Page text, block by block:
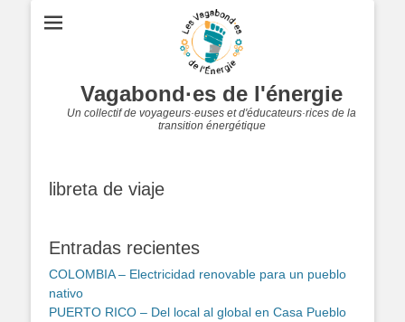
Vagabond·es de l'énergie
Un collectif de voyageurs·euses et d'éducateurs·rices de la
transition énergétique
libreta de viaje
Entradas recientes
COLOMBIA – Electricidad renovable para un pueblo
nativo
PUERTO RICO – Del local al global en Casa Pueblo